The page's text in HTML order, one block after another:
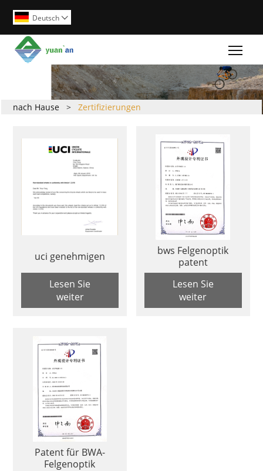
Deutsch 
nach Hause > Zertifizierungen
uci genehmigen
Lesen Sie
weiter
bws Felgenoptik
patent
Lesen Sie
weiter
Patent für BWA-
Felgenoptik